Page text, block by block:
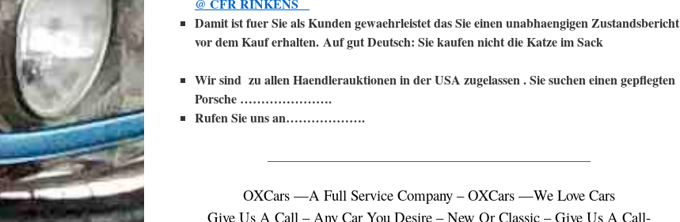
Damit ist fuer Sie als Kunden gewaehrleistet das Sie einen unabhaengigen Zustandsbericht
vor dem Kauf erhalten. Auf gut Deutsch: Sie kaufen nicht die Katze im Sack
Wir sind zu allen Haendlerauktionen in der USA zugelassen . Sie suchen einen gepflegten
Porsche ………………….
Rufen Sie uns an……………….
OXCars —A Full Service Company – OXCars —We Love Cars
Give Us A Call – Any Car You Desire – New Or Classic – Give Us A Call-